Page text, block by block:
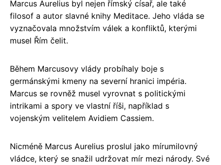
Marcus Aurelius byl nejen římský císař, ale také
filosof a autor slavné knihy Meditace. Jeho vláda se
vyznačovala množstvím válek a konfliktů, kterými
musel Řím čelit.
Během Marcusovy vlády probíhaly boje s
germánskými kmeny na severní hranici impéria.
Marcus se rovněž musel vyrovnat s politickými
intrikami a spory ve vlastní říši, například s
vojenským velitelem Avidiem Cassiem.
Nicméně Marcus Aurelius proslul jako mírumilovný
vládce, který se snažil udržovat mír mezi národy. Své